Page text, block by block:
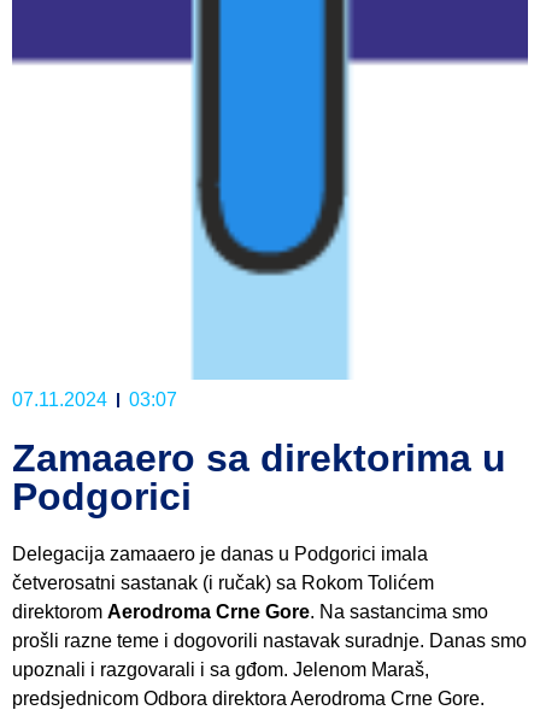
07.11.2024 03:07
Zamaaero sa direktorima u
Podgorici
Delegacija zamaaero je danas u Podgorici imala
četverosatni sastanak (i ručak) sa Rokom Tolićem
direktorom Aerodroma Crne Gore. Na sastancima smo
prošli razne teme i dogovorili nastavak suradnje. Danas smo
upoznali i razgovarali i sa gđom. Jelenom Maraš,
predsjednicom Odbora direktora Aerodroma Crne Gore.